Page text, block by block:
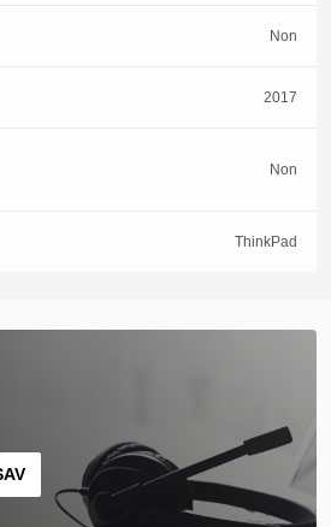
Non
2017
Non
ThinkPad